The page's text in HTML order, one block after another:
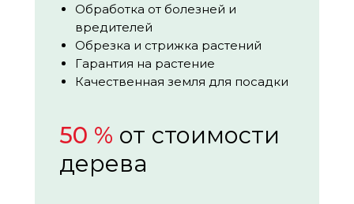
50 % от стоимости
дерева
Обработка от болезней и
вредителей
Обрезка и стрижка растений
Гарантия на растение
Качественная земля для посадки